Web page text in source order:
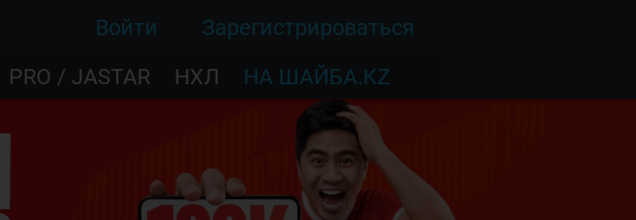
Войти
Зарегистрироваться
PRO / JASTAR НХЛ НА ШАЙБА.KZ